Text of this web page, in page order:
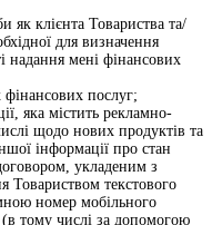
як клієнта Товариства та/
для визначення
надання мені фінансових
фінансових послуг;
яка містить рекламно-
щодо нових продуктів та
інформації про стан
укладеним з
Товариством текстового
номер мобільного
тому числі за допомогою